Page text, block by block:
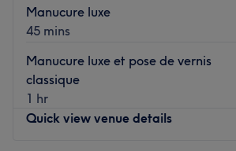
L’atmosphère : Un cadre élégant et
une parenthèse de bien-être.
mains, pédicures, ongles en gel et
permanents réalisés avec savoir-faire
chaque détail.
Manucure luxe
45 mins
Manucure luxe et pose de vernis
classique
1 hr
Quick view venue details